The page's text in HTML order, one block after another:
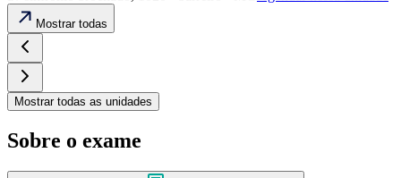
Mostrar todas
Mostrar todas as unidades
Sobre o exame